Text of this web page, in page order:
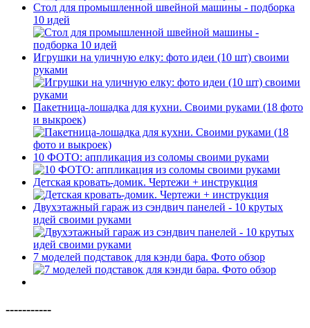
Стол для промышленной швейной машины - подборка
10 идей
Игрушки на уличную елку: фото идеи (10 шт) своими
руками
Пакетница-лошадка для кухни. Своими руками (18 фото
и выкроек)
10 ФОТО: аппликация из соломы своими руками
Детская кровать-домик. Чертежи + инструкция
Двухэтажный гараж из сэндвич панелей - 10 крутых
идей своими руками
7 моделей подставок для кэнди бара. Фото обзор
-----------